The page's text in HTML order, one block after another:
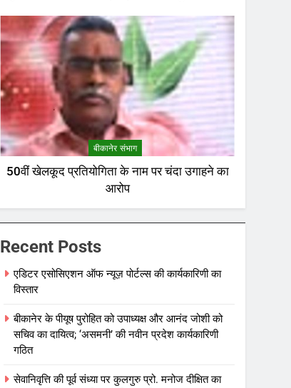
बीकानेर संभाग
50वीं खेलकूद प्रतियोगिता के नाम पर चंदा उगाहने का
आरोप
Recent Posts
एडिटर एसोसिएशन ऑफ न्यूज़ पोर्टल्स की कार्यकारिणी का
विस्तार
बीकानेर के पीयूष पुरोहित को उपाध्यक्ष और आनंद जोशी को
सचिव का दायित्व; ‘असमनी’ की नवीन प्रदेश कार्यकारिणी
गठित
सेवानिवृत्ति की पूर्व संध्या पर कुलगुरु प्रो. मनोज दीक्षित का